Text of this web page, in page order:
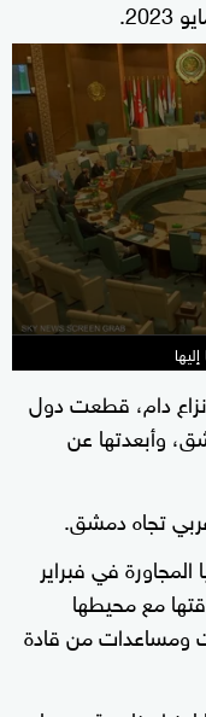
seconds
2
minutes,
12
seconds
نزاع دام، قطعت دول
وأبعدتها عن
في فبراير
مع محيطها
ومساعدات من قادة